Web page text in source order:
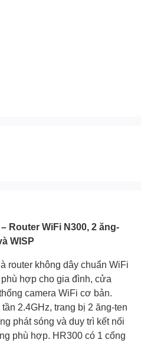
Router WiFi N300, 2 ăng-
WISP
router không dây chuẩn WiFi
hợp cho gia đình, cửa
camera WiFi cơ bản.
2.4GHz, trang bị 2 ăng-ten
phát sóng và duy trì kết nối
phù hợp. HR300 có 1 cổng